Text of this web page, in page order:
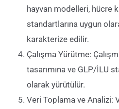
hayvan modelleri, hücre
standartlarına uygun
karakterize edilir.
Çalışma Yürütme:
tasarımına ve GLP/İLU
olarak yürütülür.
Veri Toplama ve Analizi: